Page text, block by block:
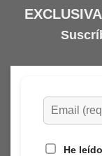
se
en
de
He